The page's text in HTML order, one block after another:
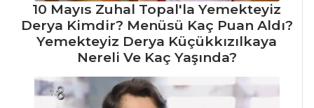
10 Mayıs Zuhal Topal'la Yemekteyiz
Derya Kimdir? Menüsü Kaç Puan Aldı?
Yemekteyiz Derya Küçükkızılkaya
Nereli Ve Kaç Yaşında?